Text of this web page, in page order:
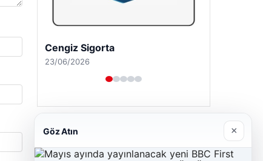
Cengiz Sigorta
23/06/2026
Göz Atın ×